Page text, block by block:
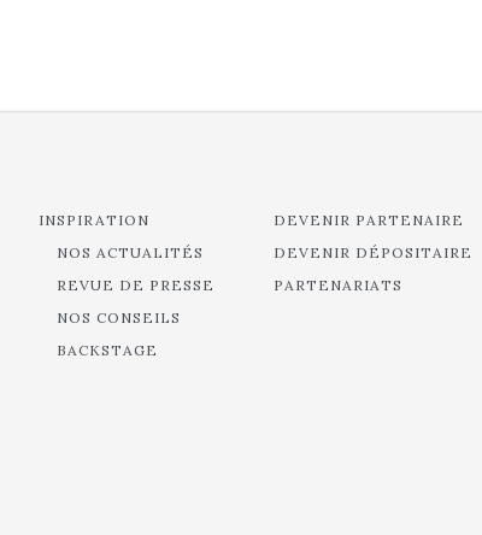
INSPIRATION
NOS ACTUALITÉS
REVUE DE PRESSE
NOS CONSEILS
BACKSTAGE
DEVENIR PARTENAIRE
DEVENIR DÉPOSITAIRE
PARTENARIATS